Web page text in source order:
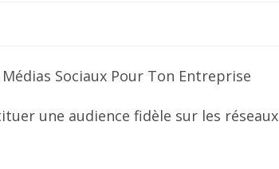
une audience fidèle sur les réseaux